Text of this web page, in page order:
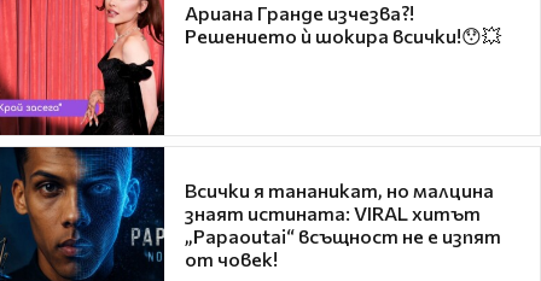
Ариана Гранде изчезва?!
Решението ѝ шокира всички!😯💥
Всички я тананикат, но малцина
знаят истината: VIRAL хитът
„Papaoutai“ всъщност не е изпят
от човек!